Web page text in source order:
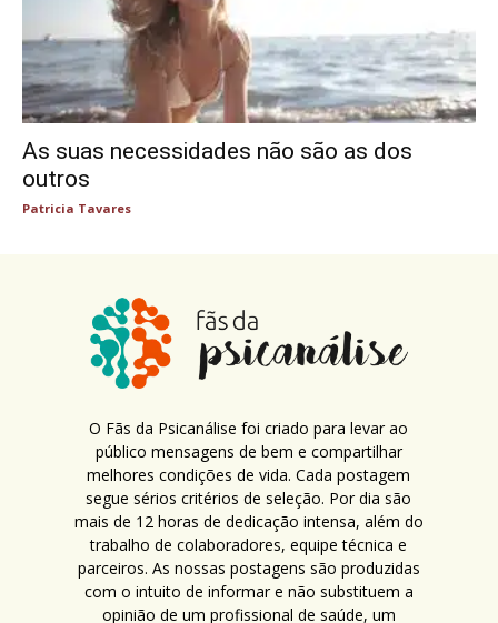
As suas necessidades não são as dos
outros
Patricia Tavares
O Fãs da Psicanálise foi criado para levar ao
público mensagens de bem e compartilhar
melhores condições de vida. Cada postagem
segue sérios critérios de seleção. Por dia são
mais de 12 horas de dedicação intensa, além do
trabalho de colaboradores, equipe técnica e
parceiros. As nossas postagens são produzidas
com o intuito de informar e não substituem a
opinião de um profissional de saúde, um